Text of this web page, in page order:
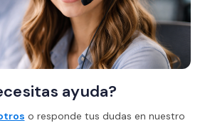
ayuda?
o responde tus dudas en nuestro